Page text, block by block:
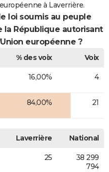
à Laverrière.
loi soumis au peuple
la République autorisant
européenne ?
% des voix
Voix
16,00% 4
84,00% 21
Laverrière National
25
38 299
794